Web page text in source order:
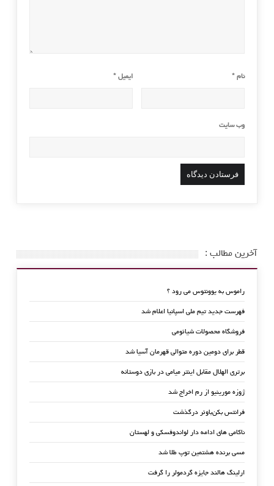
نام * ایمیل*
وب‌ سایت
آخرین مطالب :
راموس به یوونتوس می رود ؟
فهرست جدید تیم ملی اسپانیا اعلام شد
فروشگاه محصولات شیائومی
قطر برای دومین دوره متوالی قهرمان آسیا شد
برتری الهلال مقابل اینتر میامی در بازی دوستانه
ژوزه مورینیو از رم اخراج شد
فرانتس بکن‌باوئر درگذشت
ناکامی های ادامه دار لواندوفسکی و لهستان
مسی برنده هشتمین توپ طلا شد
ارلینگ هالند جایزه گردمولر را گرفت